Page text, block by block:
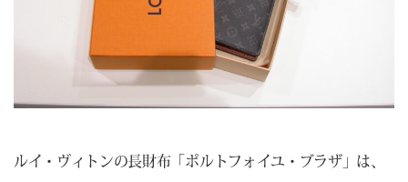
ルイ・ヴィトンの長財布「ポルトフォイユ・ブラザ」は、